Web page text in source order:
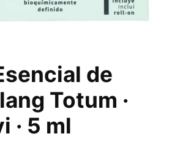
de
Totum ·
· 5 ml